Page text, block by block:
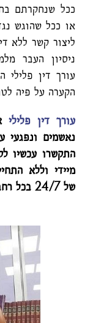
ככל שנחקרתם
או ככל שהוגש
ליצור קשר ללא
ניסיון העבר
עורך דין
הקערה על פיה
עורך דין פלילי
נאשמים ונפגעי
התקשרו עכשיו
מיידי וללא
של 24/7 בכל רחבי הארץ.